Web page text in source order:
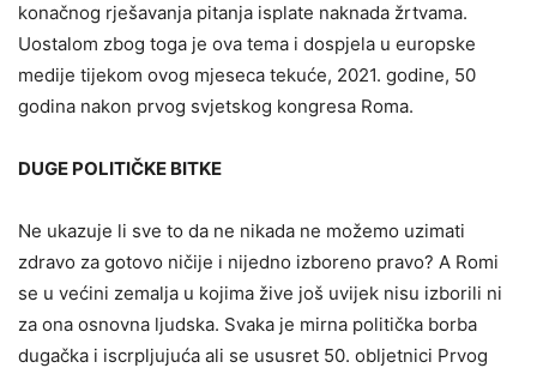
konačnog rješavanja pitanja isplate naknada žrtvama.
Uostalom zbog toga je ova tema i dospjela u europske
medije tijekom ovog mjeseca tekuće, 2021. godine, 50
godina nakon prvog svjetskog kongresa Roma.
DUGE POLITIČKE BITKE
Ne ukazuje li sve to da ne nikada ne možemo uzimati
zdravo za gotovo ničije i nijedno izboreno pravo? A Romi
se u većini zemalja u kojima žive još uvijek nisu izborili ni
za ona osnovna ljudska. Svaka je mirna politička borba
dugačka i iscrpljujuća ali se ususret 50. obljetnici Prvog